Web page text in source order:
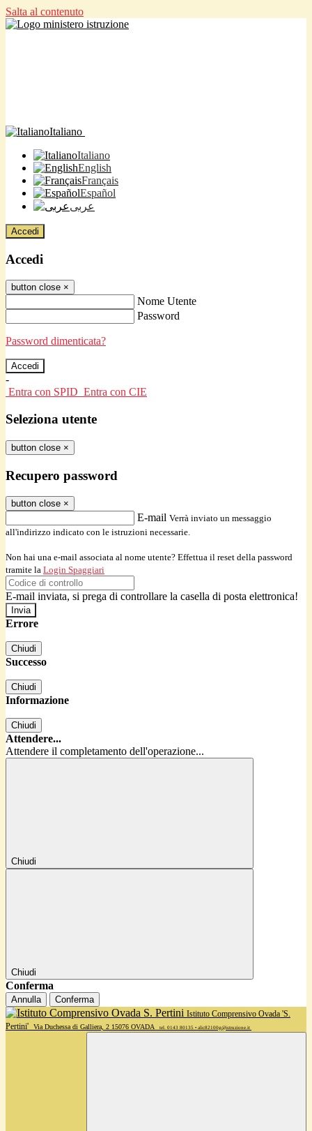
Salta al contenuto
Italiano
Italiano
English
Français
Español
عربى
Accedi
Accedi
button close ×
Nome Utente
Password
Password dimenticata?
-
Entra con SPID Entra con CIE
Seleziona utente
button close ×
Recupero password
button close ×
E-mail Verrà inviato un messaggio
all'indirizzo indicato con le istruzioni necessarie.
Non hai una e-mail associata al nome utente? Effettua il reset della password
tramite la Login Spaggiari
E-mail inviata, si prega di controllare la casella di posta elettronica!
Errore
Chiudi
Successo
Chiudi
Informazione
Chiudi
Attendere...
Attendere il completamento dell'operazione...
Chiudi
Chiudi
Conferma
Annulla Conferma
Istituto Comprensivo Ovada 'S.
Pertini'
Via Duchessa di Galliera, 2 15076 OVADA tel. 0143 80135 • alic82100g@istruzione.it